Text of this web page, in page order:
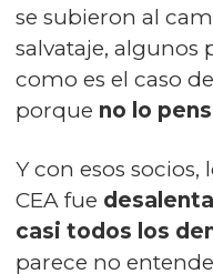
se subieron al
salvataje, algunos
como es el caso
porque no lo
Y con esos socios,
CEA fue
casi todos los
parece no